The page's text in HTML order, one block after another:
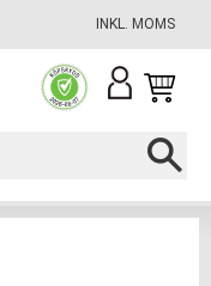
INKL. MOMS